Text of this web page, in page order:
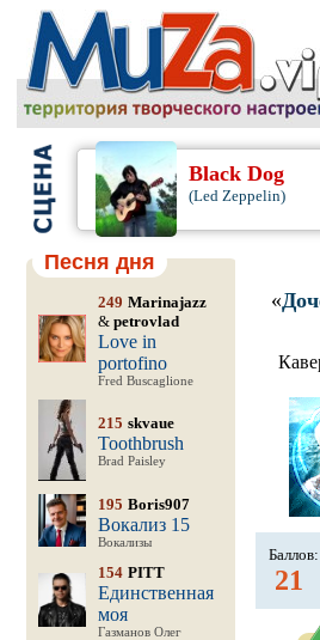
Black Dog
(Led Zeppelin)
Песня дня
249 Marinajazz
& petrovlad
Love in
portofino
Fred Buscaglione
215 skvaue
Toothbrush
Brad Paisley
195 Boris907
Вокализ 15
Вокализы
154 PITT
Единственная
моя
Газманов Олег
«
Баллов:
21